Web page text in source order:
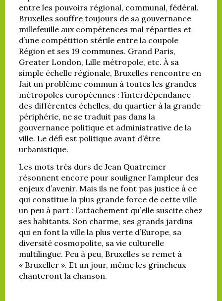
entre les pouvoirs régional, communal, fédéral.
Bruxelles souffre toujours de sa gouvernance
millefeuille aux compétences mal réparties et
d’une compétition stérile entre la coupole
Région et ses 19 communes. Grand Paris,
Greater London, Lille métropole, etc. À sa
simple échelle régionale, Bruxelles rencontre en
fait un problème commun à toutes les grandes
métropoles européennes : l’interdépendance
des différentes échelles, du quartier à la grande
périphérie, ne se traduit pas dans la
gouvernance politique et administrative de la
ville. Le défi est politique avant d’être
urbanistique.
Les mots très durs de Jean Quatremer
résonnent encore pour souligner l’ampleur des
enjeux d’avenir. Mais ils ne font pas justice à ce
qui constitue la plus grande force de cette ville
un peu à part : l’attachement qu’elle suscite chez
ses habitants. Son charme, ses grands jardins
qui en font la ville la plus verte d’Europe, sa
diversité cosmopolite, sa vie culturelle
multilingue. Peu à peu, Bruxelles se remet à
« Bruxeller ». Et un jour, même les grincheux
chanteront la chanson.